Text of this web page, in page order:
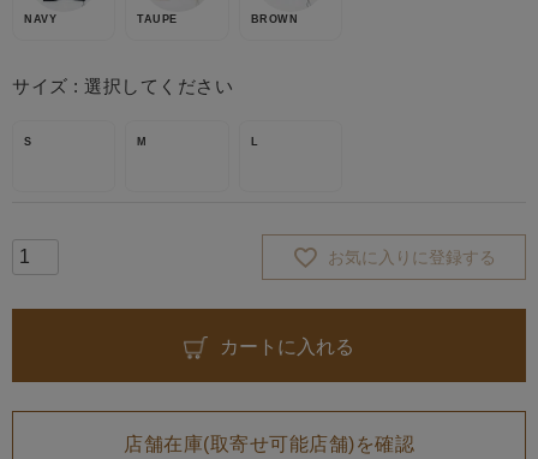
NAVY TAUPE BROWN
サイズ 選択してください
S M L
お気に入りに登録する
カートに入れる
店舗在庫(取寄せ可能店舗)を確認